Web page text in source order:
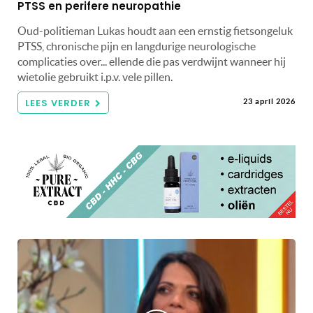
PTSS en perifere neuropathie
Oud-politieman Lukas houdt aan een ernstig fietsongeluk
PTSS, chronische pijn en langdurige neurologische
complicaties over... ellende die pas verdwijnt wanneer hij
wietolie gebruikt i.p.v. vele pillen.
LEES VERDER 23 april 2026